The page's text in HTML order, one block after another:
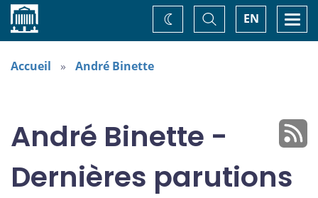
Accueil EN
Basculer
la
recherche
Changez
de
Accueil André Binette
André Binette -
Dernières parutions